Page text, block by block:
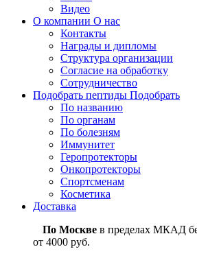
Видео
О компании О нас
Контакты
Награды и дипломы
Структура организации
Согласие на обработку
Сотрудничество
Подобрать пептиды Подобрать
По названию
По органам
По болезням
Иммунитет
Геропротекторы
Онкопротекторы
Спортсменам
Косметика
Доставка
По Москве в пределах МКАД
от 4000 руб.